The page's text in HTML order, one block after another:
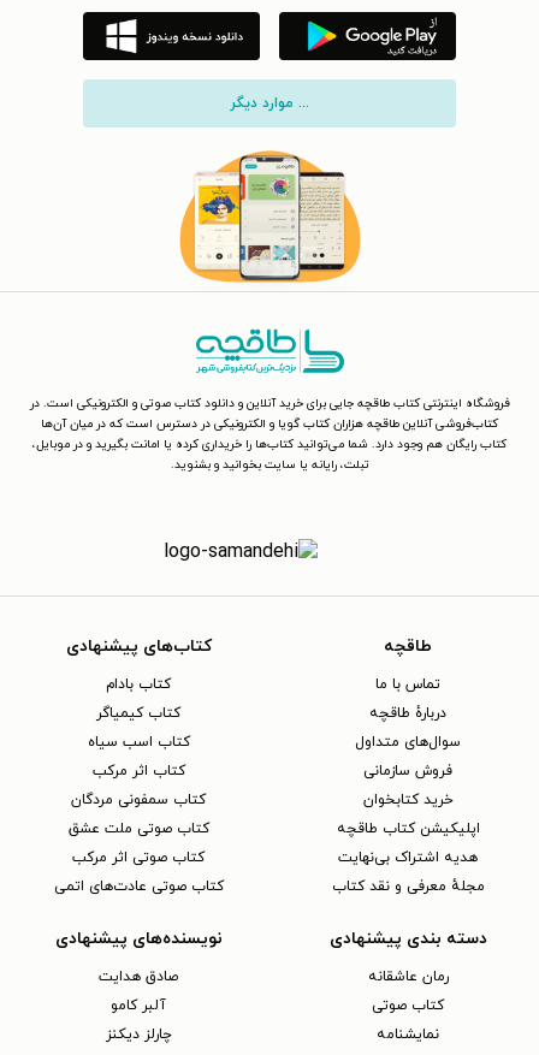
... موارد دیگر
فروشگاه اینترنتی کتاب طاقچه جایی برای خرید آنلاین و دانلود کتاب صوتی و الکترونیکی است. در
کتاب‌فروشی آنلاین طاقچه هزاران کتاب گویا و الکترونیکی در دسترس است که در میان آن‌ها
کتاب رایگان هم وجود دارد. شما می‌توانید کتاب‌ها را خریداری کرده یا امانت بگیرید و در موبایل،
تبلت، رایانه یا سایت بخوانید و بشنوید.
طاقچه
تماس با ما
دربارهٔ طاقچه
سوال‌های متداول
فروش سازمانی
خرید کتابخوان
اپلیکیشن کتاب طاقچه
هدیه اشتراک بی‌نهایت
مجلهٔ معرفی و نقد کتاب
کتاب‌های پیشنهادی
کتاب بادام
کتاب کیمیاگر
کتاب اسب سیاه
کتاب اثر مرکب
کتاب سمفونی مردگان
کتاب صوتی ملت عشق
کتاب صوتی اثر مرکب
کتاب صوتی عادت‌های اتمی
دسته بندی پیشنهادی
رمان عاشقانه
کتاب‌ صوتی
نمایشنامه
نویسنده‌های پیشنهادی
صادق هدایت
آلبر کامو
چارلز دیکنز